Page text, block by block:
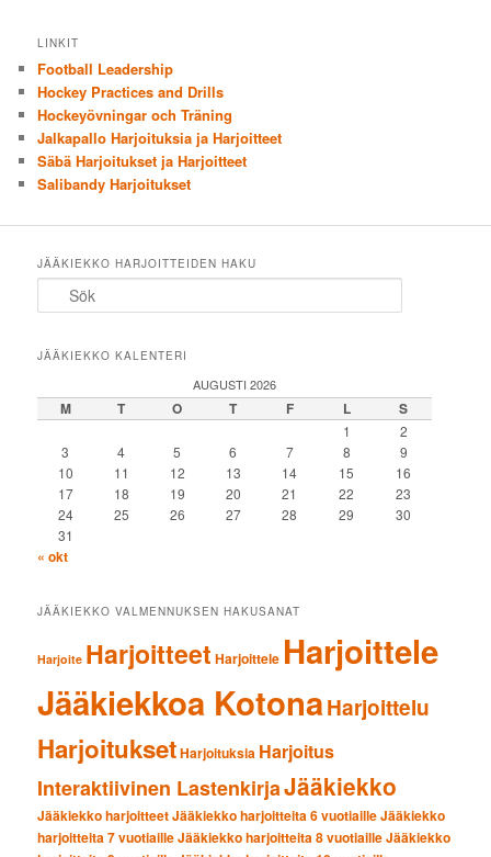
LINKIT
Football Leadership
Hockey Practices and Drills
Hockeyövningar och Träning
Jalkapallo Harjoituksia ja Harjoitteet
Säbä Harjoitukset ja Harjoitteet
Salibandy Harjoitukset
JÄÄKIEKKO HARJOITTEIDEN HAKU
JÄÄKIEKKO KALENTERI
AUGUSTI 2026
M T O T F L S
1
2
3
4 5 6 7 8
9
10
11 12 13 14 15
16
17
18 19 20 21 22
23
24
25 26 27 28 29
30
31
« okt
JÄÄKIEKKO VALMENNUKSEN HAKUSANAT
Harjoite Harjoitteet Harjoittele Harjoittele
Jääkiekkoa KotonaHarjoittelu
HarjoituksetHarjoituksia Harjoitus
Interaktiivinen LastenkirjaJääkiekko
Jääkiekko harjoitteetJääkiekko harjoitteita 6 vuotiailleJääkiekko
harjoitteita 7 vuotiailleJääkiekko harjoitteita 8 vuotiailleJääkiekko